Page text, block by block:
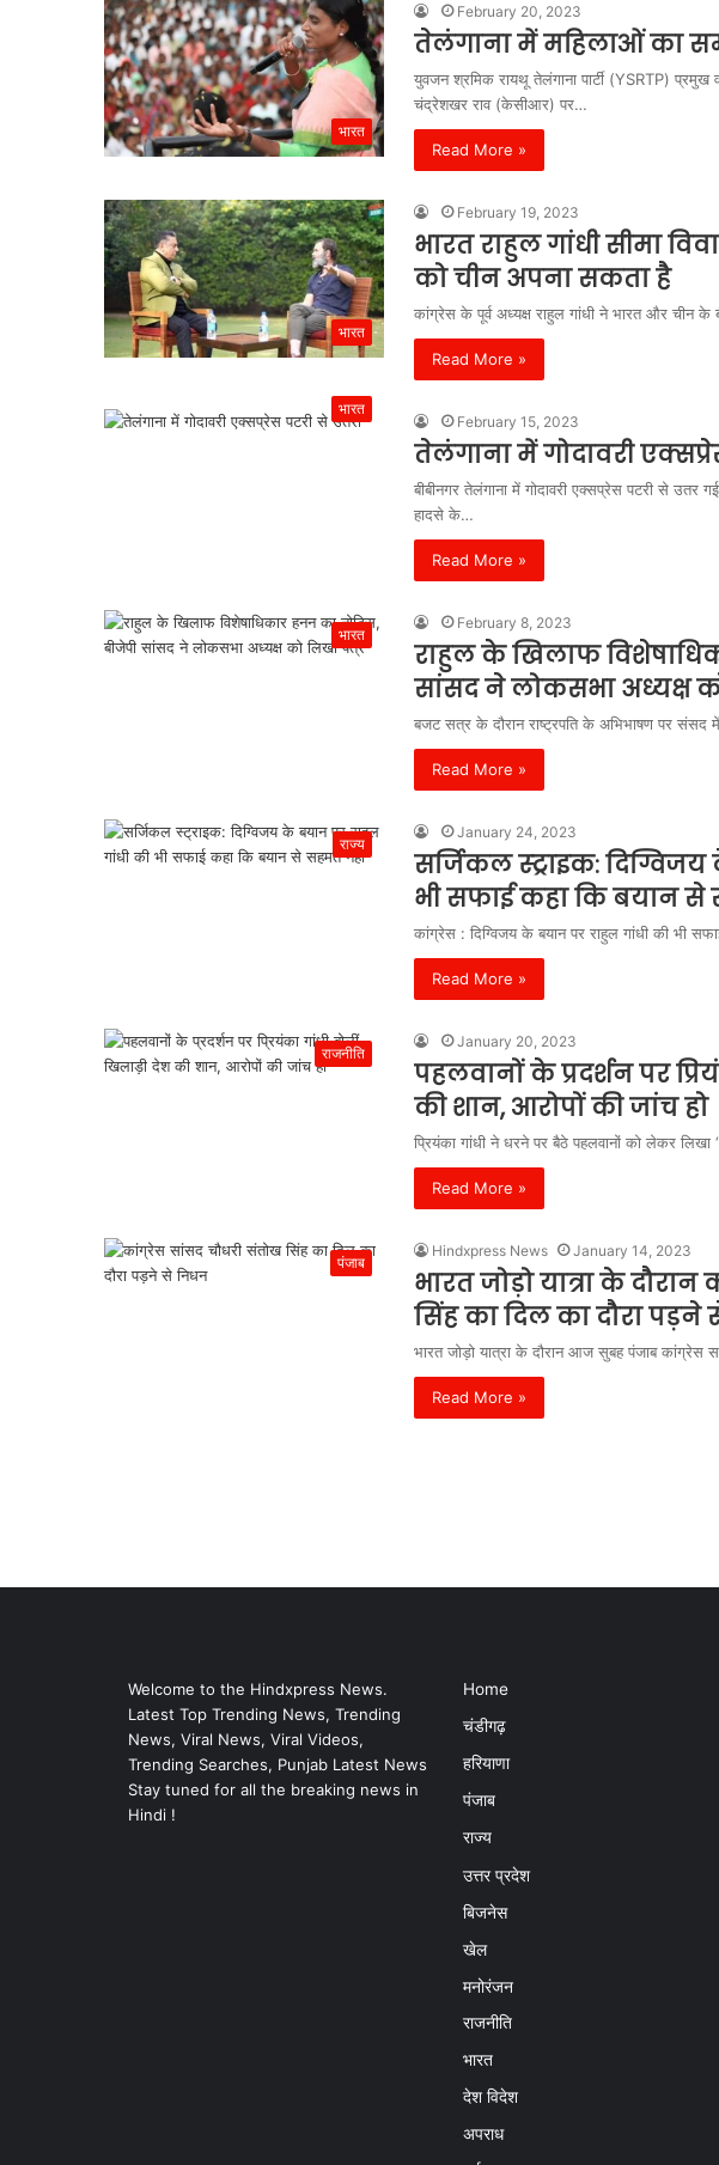
भारत
February 20, 2023
तेलंगाना में महिलाओं का
युवजन श्रमिक रायथू तेलंगाना पार्टी (YSRTP) प्रमुख
चंद्रेशखर राव (केसीआर) पर…
Read More »
भारत
February 19, 2023
भारत राहुल गांधी सीमा
को चीन अपना सकता है
कांग्रेस के पूर्व अध्यक्ष राहुल गांधी ने भारत और
Read More »
भारत
February 15, 2023
तेलंगाना में गोदावरी
बीबीनगर तेलंगाना में गोदावरी एक्सप्रेस पटरी से
हादसे के…
Read More »
भारत
February 8, 2023
राहुल के खिलाफ
सांसद ने लोकसभा अध्यक्ष
बजट सत्र के दौरान राष्ट्रपति के अभिभाषण पर संसद
Read More »
राज्य
January 24, 2023
सर्जिकल स्ट्राइक:
भी सफाई कहा कि बयान से
कांग्रेस : दिग्विजय के बयान पर राहुल गांधी की भी
Read More »
राजनीति
January 20, 2023
पहलवानों के प्रदर्शन पर
की शान, आरोपों की जांच हो
प्रियंका गांधी ने धरने पर बैठे पहलवानों को लेकर
Read More »
पंजाब
Hindxpress News January 14, 2023
भारत जोड़ो यात्रा के
सिंह का दिल का दौरा पड़ने
भारत जोड़ो यात्रा के दौरान आज सुबह पंजाब कांग्रेस
Read More »
Welcome to the Hindxpress News.
Latest Top Trending News, Trending
News, Viral News, Viral Videos,
Trending Searches, Punjab Latest News
Stay tuned for all the breaking news in
Hindi !
Home
चंडीगढ़
हरियाणा
पंजाब
राज्य
उत्तर प्रदेश
बिजनेस
खेल
मनोरंजन
राजनीति
भारत
देश विदेश
अपराध